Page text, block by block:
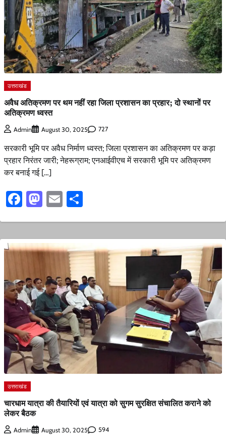
उत्तराखंड
अवैध अतिक्रमण पर थम नहीं रहा जिला प्रशासन का प्रहार; दो स्थानों पर
अतिक्रमण ध्वस्त
Admin August 30, 2025 727
सरकारी भूमि पर अवैध निर्माण ध्वस्त; जिला प्रशासन का अतिक्रमण पर कड़ा
प्रहार निरंतर जारी; नेहरूग्राम; एनआईवीएच में सरकारी भूमि पर अतिक्रमण
कर बनाई गई […]
Facebook
Mastodon
Email
उत्तराखंड
चारधाम यात्रा की तैयारियों एवं यात्रा को सुगम सुरक्षित संचालित कराने को
लेकर बैठक
Admin August 30, 2025 594